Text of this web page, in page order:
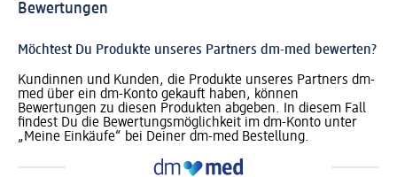
Bewertungen
Möchtest Du Produkte unseres Partners dm-med bewerten?
Kundinnen und Kunden, die Produkte unseres Partners dm-
med über ein dm-Konto gekauft haben, können
Bewertungen zu diesen Produkten abgeben. In diesem Fall
findest Du die Bewertungsmöglichkeit im dm-Konto unter
„Meine Einkäufe“ bei Deiner dm-med Bestellung.